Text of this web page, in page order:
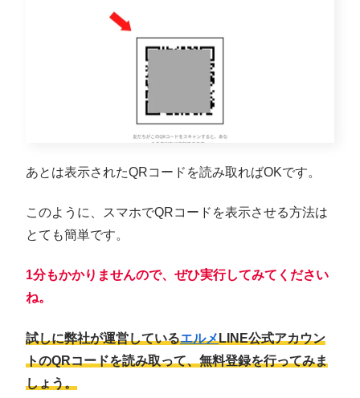
あとは表示されたQRコードを読み取ればOKです。
このように、スマホでQRコードを表示させる方法は
とても簡単です。
1分もかかりませんので、ぜひ実行してみてください
ね。
試しに弊社が運営しているエルメLINE公式アカウン
トのQRコードを読み取って、無料登録を行ってみま
しょう。